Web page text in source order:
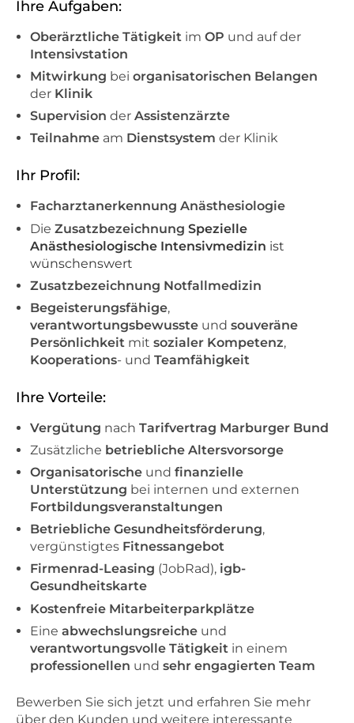
Ihre Aufgaben:
Oberärztliche Tätigkeit im OP und auf der
Intensivstation
Mitwirkung bei organisatorischen Belangen
der Klinik
Supervision der Assistenzärzte
Teilnahme am Dienstsystem der Klinik
Ihr Profil:
Facharztanerkennung Anästhesiologie
Die Zusatzbezeichnung Spezielle
Anästhesiologische Intensivmedizin ist
wünschenswert
Zusatzbezeichnung Notfallmedizin
Begeisterungsfähige,
verantwortungsbewusste und souveräne
Persönlichkeit mit sozialer Kompetenz,
Kooperations- und Teamfähigkeit
Ihre Vorteile:
Vergütung nach Tarifvertrag Marburger Bund
Zusätzliche betriebliche Altersvorsorge
Organisatorische und finanzielle
Unterstützung bei internen und externen
Fortbildungsveranstaltungen
Betriebliche Gesundheitsförderung,
vergünstigtes Fitnessangebot
Firmenrad-Leasing (JobRad), igb-
Gesundheitskarte
Kostenfreie Mitarbeiterparkplätze
Eine abwechslungsreiche und
verantwortungsvolle Tätigkeit in einem
professionellen und sehr engagierten Team
Bewerben Sie sich jetzt und erfahren Sie mehr
über den Kunden und weitere interessante